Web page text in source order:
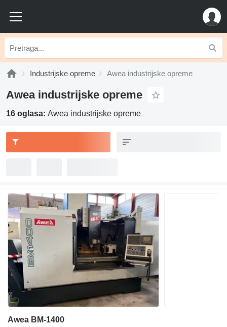
Industrijske opreme Awea industrijske opreme
Awea industrijske opreme
16 oglasa: Awea industrijske opreme
Awea BM-1400